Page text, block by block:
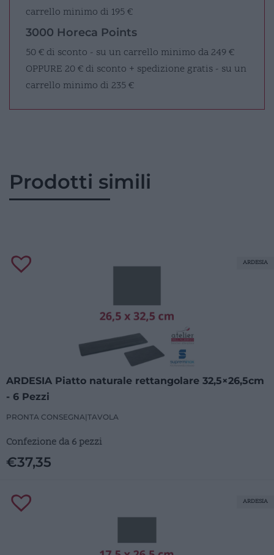
carrello minimo di 195 €
3000 Horeca Points
50 € di sconto - su un carrello minimo da 249 €
OPPURE 20 € di sconto + spedizione gratis - su un
carrello minimo di 235 €
Prodotti simili
ARDESIA Piatto naturale rettangolare 32,5×26,5cm
- 6 Pezzi
PRONTA CONSEGNA|TAVOLA
Confezione da 6 pezzi
€37,35
ARDESIA
ARDESIA